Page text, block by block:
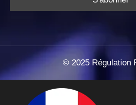
© 2025Régulation